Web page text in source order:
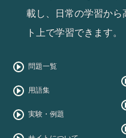
載し、日常の学習から
ト上で学習できます。
問題一覧
用語集
実験・例題